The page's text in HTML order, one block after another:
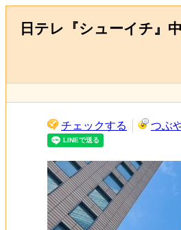
日テレ『シューイチ』
チェックする つぶ